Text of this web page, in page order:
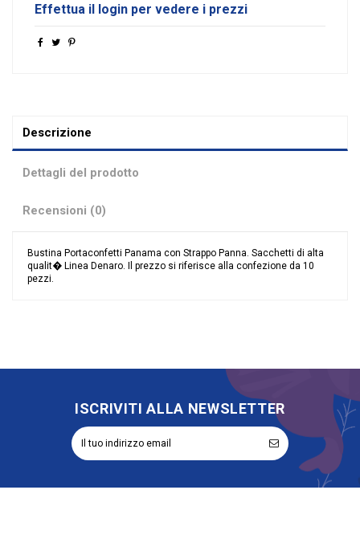
Effettua il login per vedere i prezzi
Descrizione
Dettagli del prodotto
Recensioni (0)
Bustina Portaconfetti Panama con Strappo Panna. Sacchetti di alta
qualit� Linea Denaro. Il prezzo si riferisce alla confezione da 10
pezzi.
ISCRIVITI ALLA NEWSLETTER